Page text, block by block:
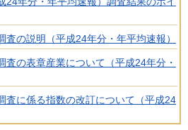
査の説明（平成24年分・年平均速報）
査の表章産業について（平成24年分・
査に係る指数の改訂について（平成24